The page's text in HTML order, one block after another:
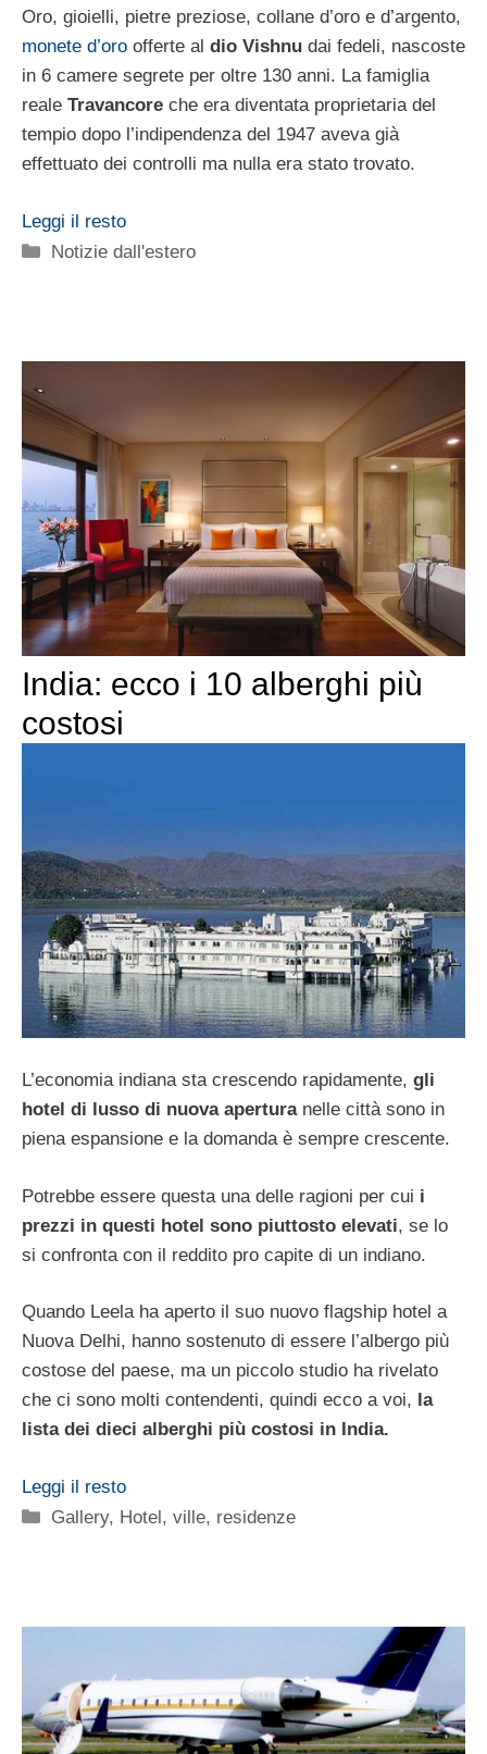
Oro, gioielli, pietre preziose, collane d’oro e d’argento,
monete d’oro offerte al dio Vishnu dai fedeli, nascoste
in 6 camere segrete per oltre 130 anni. La famiglia
reale Travancore che era diventata proprietaria del
tempio dopo l’indipendenza del 1947 aveva già
effettuato dei controlli ma nulla era stato trovato.
Leggi il resto
Categorie
Notizie dall'estero
India: ecco i 10 alberghi più
costosi
L’economia indiana sta crescendo rapidamente, gli
hotel di lusso di nuova aperturanelle città sono in
piena espansione e la domanda è sempre crescente.
Potrebbe essere questa una delle ragioni per cui i
prezzi in questi hotel sono piuttosto elevati, se lo
si confronta con il reddito pro capite di un indiano.
Quando Leela ha aperto il suo nuovo flagship hotel a
Nuova Delhi, hanno sostenuto di essere l’albergo più
costose del paese, ma un piccolo studio ha rivelato
che ci sono molti contendenti, quindi ecco a voi, la
lista dei dieci alberghi più costosi in India.
Leggi il resto
Categorie
Gallery, Hotel, ville, residenze